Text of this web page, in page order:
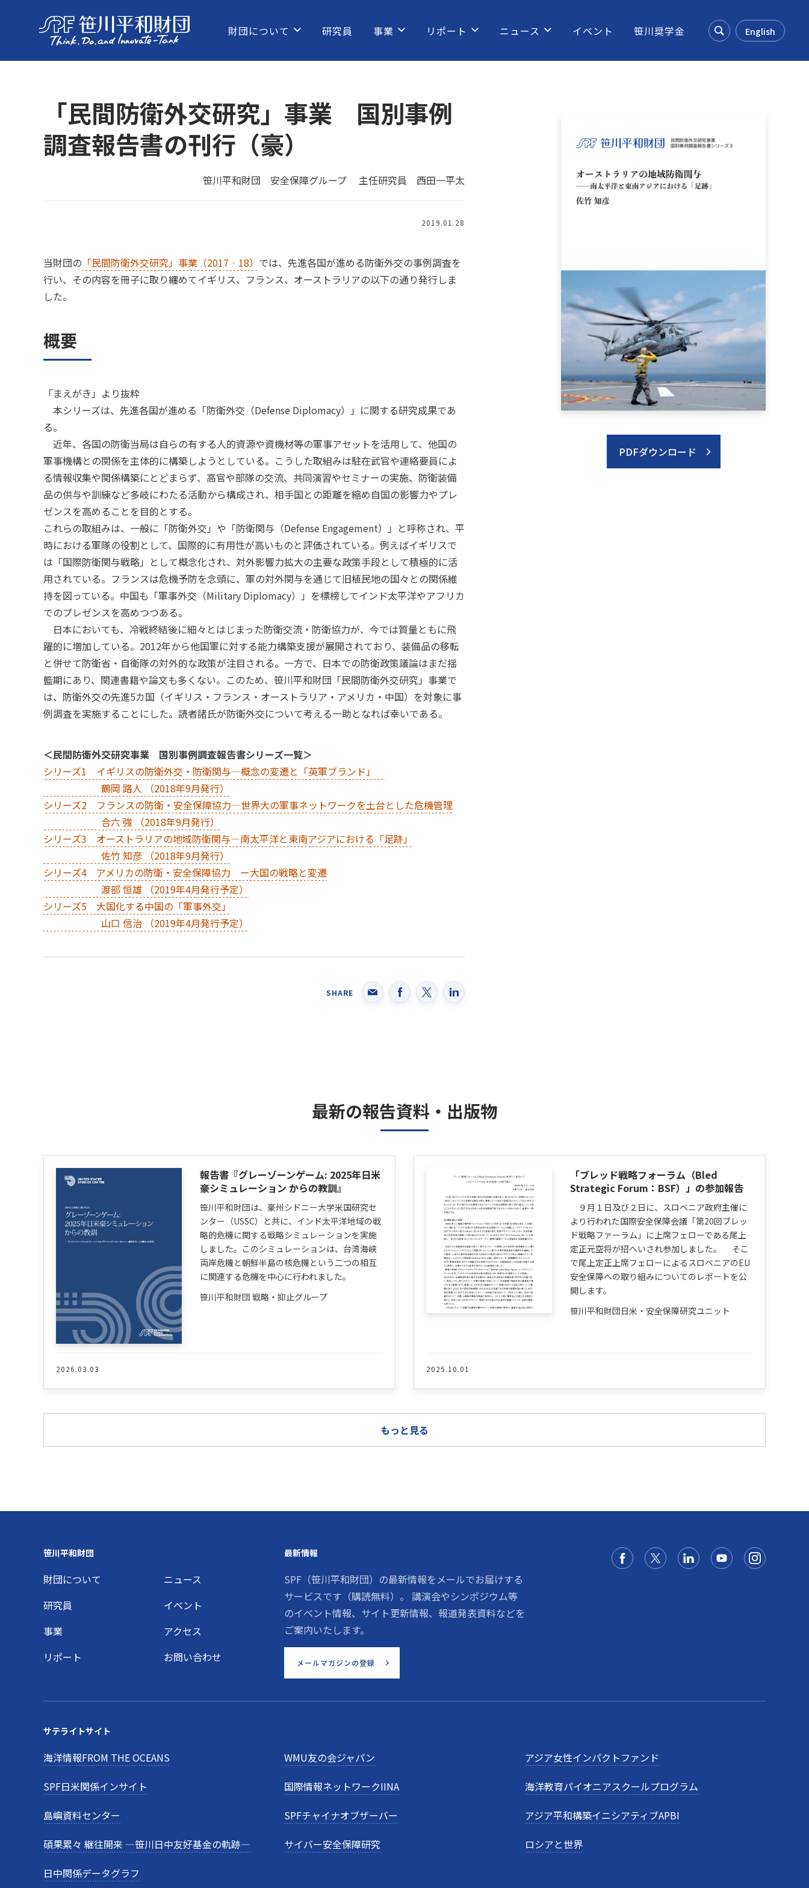
English
財団について 研究員 事業 リポート ニュース イベント 笹川奨学金
「民間防衛外交研究」事業 国別事例
調査報告書の刊行（豪）
笹川平和財団 安全保障グループ 主任研究員 西田一平太
2019.01.28
当財団の 「民間防衛外交研究」事業（2017‐18） では、先進各国が進める防衛外交の事例調査を
行い、その内容を冊子に取り纏めてイギリス、フランス、オーストラリアの以下の通り発行しま
した。
概要
「まえがき」より抜粋
本シリーズは、先進各国が進める「防衛外交（Defense Diplomacy）」に関する研究成果であ
る。
近年、各国の防衛当局は自らの有する人的資源や資機材等の軍事アセットを活用して、他国の
軍事機構との関係を主体的に構築しようとしている。こうした取組みは駐在武官や連絡要員によ
る情報収集や関係構築にとどまらず、高官や部隊の交流、共同演習やセミナーの実施、防衛装備
品の供与や訓練など多岐にわたる活動から構成され、相手国との距離を縮め自国の影響力やプレ
ゼンスを高めることを目的とする。
これらの取組みは、一般に「防衛外交」や「防衛関与（Defense Engagement）」と呼称され、平
時における軍隊の役割として、国際的に有用性が高いものと評価されている。例えばイギリスで
は「国際防衛関与戦略」として概念化され、対外影響力拡大の主要な政策手段として積極的に活
用されている。フランスは危機予防を念頭に、軍の対外関与を通じて旧植民地の国々との関係維
持を図っている。中国も「軍事外交（Military Diplomacy）」を標榜してインド太平洋やアフリカ
でのプレゼンスを高めつつある。
日本においても、冷戦終結後に細々とはじまった防衛交流・防衛協力が、今では質量ともに飛
躍的に増加している。2012年から他国軍に対する能力構築支援が展開されており、装備品の移転
と併せて防衛省・自衛隊の対外的な政策が注目される。一方で、日本での防衛政策議論はまだ揺
籃期にあり、関連書籍や論文も多くない。このため、笹川平和財団「民間防衛外交研究」事業で
は、防衛外交の先進5カ国（イギリス・フランス・オーストラリア・アメリカ・中国）を対象に事
例調査を実施することにした。読者諸氏が防衛外交について考える一助となれば幸いである。
＜民間防衛外交研究事業 国別事例調査報告書シリーズ一覧＞
シリーズ1 イギリスの防衛外交・防衛関与―概念の変遷と「英軍ブランド」
鶴岡 路人 （2018年9月発行）
シリーズ2 フランスの防衛・安全保障協力―世界大の軍事ネットワークを土台とした危機管理
合六 強 （2018年9月発行）
シリーズ3 オーストラリアの地域防衛関与―南太平洋と東南アジアにおける「足跡」
佐竹 知彦 （2018年9月発行）
シリーズ4 アメリカの防衛・安全保障協力 ー大国の戦略と変遷
渡部 恒雄 （2019年4月発行予定）
シリーズ5 大国化する中国の「軍事外交」
山口 信治 （2019年4月発行予定）
SHARE
PDFダウンロード
最新の報告資料・出版物
報告書『グレーゾーンゲーム: 2025年日米
豪シミュレーション からの教訓』
笹川平和財団は、豪州シドニー大学米国研究セ
ンター（USSC）と共に、インド太平洋地域の戦
略的危機に関する戦略シミュレーションを実施
しました。このシミュレーションは、台湾海峡
両岸危機と朝鮮半島の核危機という二つの相互
に関連する危機を中心に行われました。
笹川平和財団 戦略・抑止グループ
2026.03.03
「ブレッド戦略フォーラム（Bled
Strategic Forum：BSF）」の参加報告
９月１日及び２日に、スロベニア政府主催に
より行われた国際安全保障会議「第20回ブレッ
ド戦略ファーラム」に上席フェローである尾上
定正元空将が招へいされ参加しました。 そこ
で尾上定正上席フェローによるスロベニアのEU
安全保障への取り組みについてのレポートを公
開します。
笹川平和財団日米・安全保障研究ユニット
2025.10.01
もっと見る
Footer
笹川平和財団
財団について
ニュース
研究員
イベント
事業
アクセス
リポート
お問い合わせ
最新情報
SPF（笹川平和財団）の最新情報をメールでお届けする
サービスです（購読無料）。 講演会やシンポジウム等
のイベント情報、サイト更新情報、報道発表資料などを
ご案内いたします。
メールマガジンの登録
サテライトサイト
海洋情報FROM THE OCEANS WMU友の会ジャパン
アジア女性インパクトファンド
SPF日米関係インサイト
国際情報ネットワークIINA
海洋教育パイオニアスクールプログラム
島嶼資料センター
SPFチャイナオブザーバー
アジア平和構築イニシアティブAPBI
碩果累々 継往開来 —笹川日中友好基金の軌跡—
サイバー安全保障研究
ロシアと世界
日中関係データグラフ